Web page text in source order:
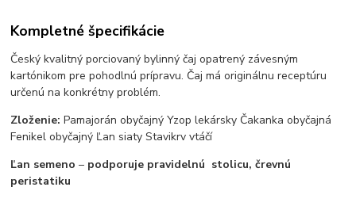
Kompletné špecifikácie
Český kvalitný porciovaný bylinný čaj opatrený závesným
kartónikom pre pohodlnú prípravu. Čaj má originálnu receptúru
určenú na konkrétny problém.
Zloženie: Pamajorán obyčajný Yzop lekársky Čakanka obyčajná
Fenikel obyčajný Ľan siaty Stavikrv vtáčí
Ľan semeno – podporuje pravidelnú stolicu, črevnú
peristatiku